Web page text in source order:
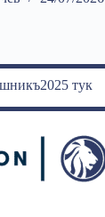
тук